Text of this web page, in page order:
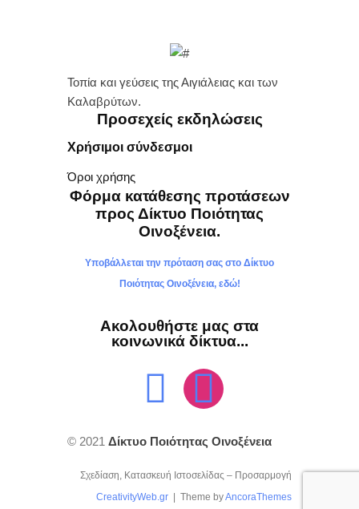
Τοπία και γεύσεις της Αιγιάλειας και των
Καλαβρύτων.
Προσεχείς εκδηλώσεις
Χρήσιμοι σύνδεσμοι
Όροι χρήσης
Φόρμα κατάθεσης προτάσεων
προς Δίκτυο Ποιότητας
Οινοξένεια.
Υποβάλλεται την πρόταση σας στο Δίκτυο
Ποιότητας Οινοξένεια, εδώ!
Ακολουθήστε μας στα
κοινωνικά δίκτυα...
© 2021 Δίκτυο Ποιότητας Οινοξένεια
Σχεδίαση, Κατασκευή Ιστοσελίδας – Προσαρμογή
CreativityWeb.gr | Theme byAncoraThemes